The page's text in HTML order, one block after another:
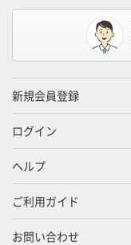
新規会員登録
ログイン
ヘルプ
ご利用ガイド
お問い合わせ